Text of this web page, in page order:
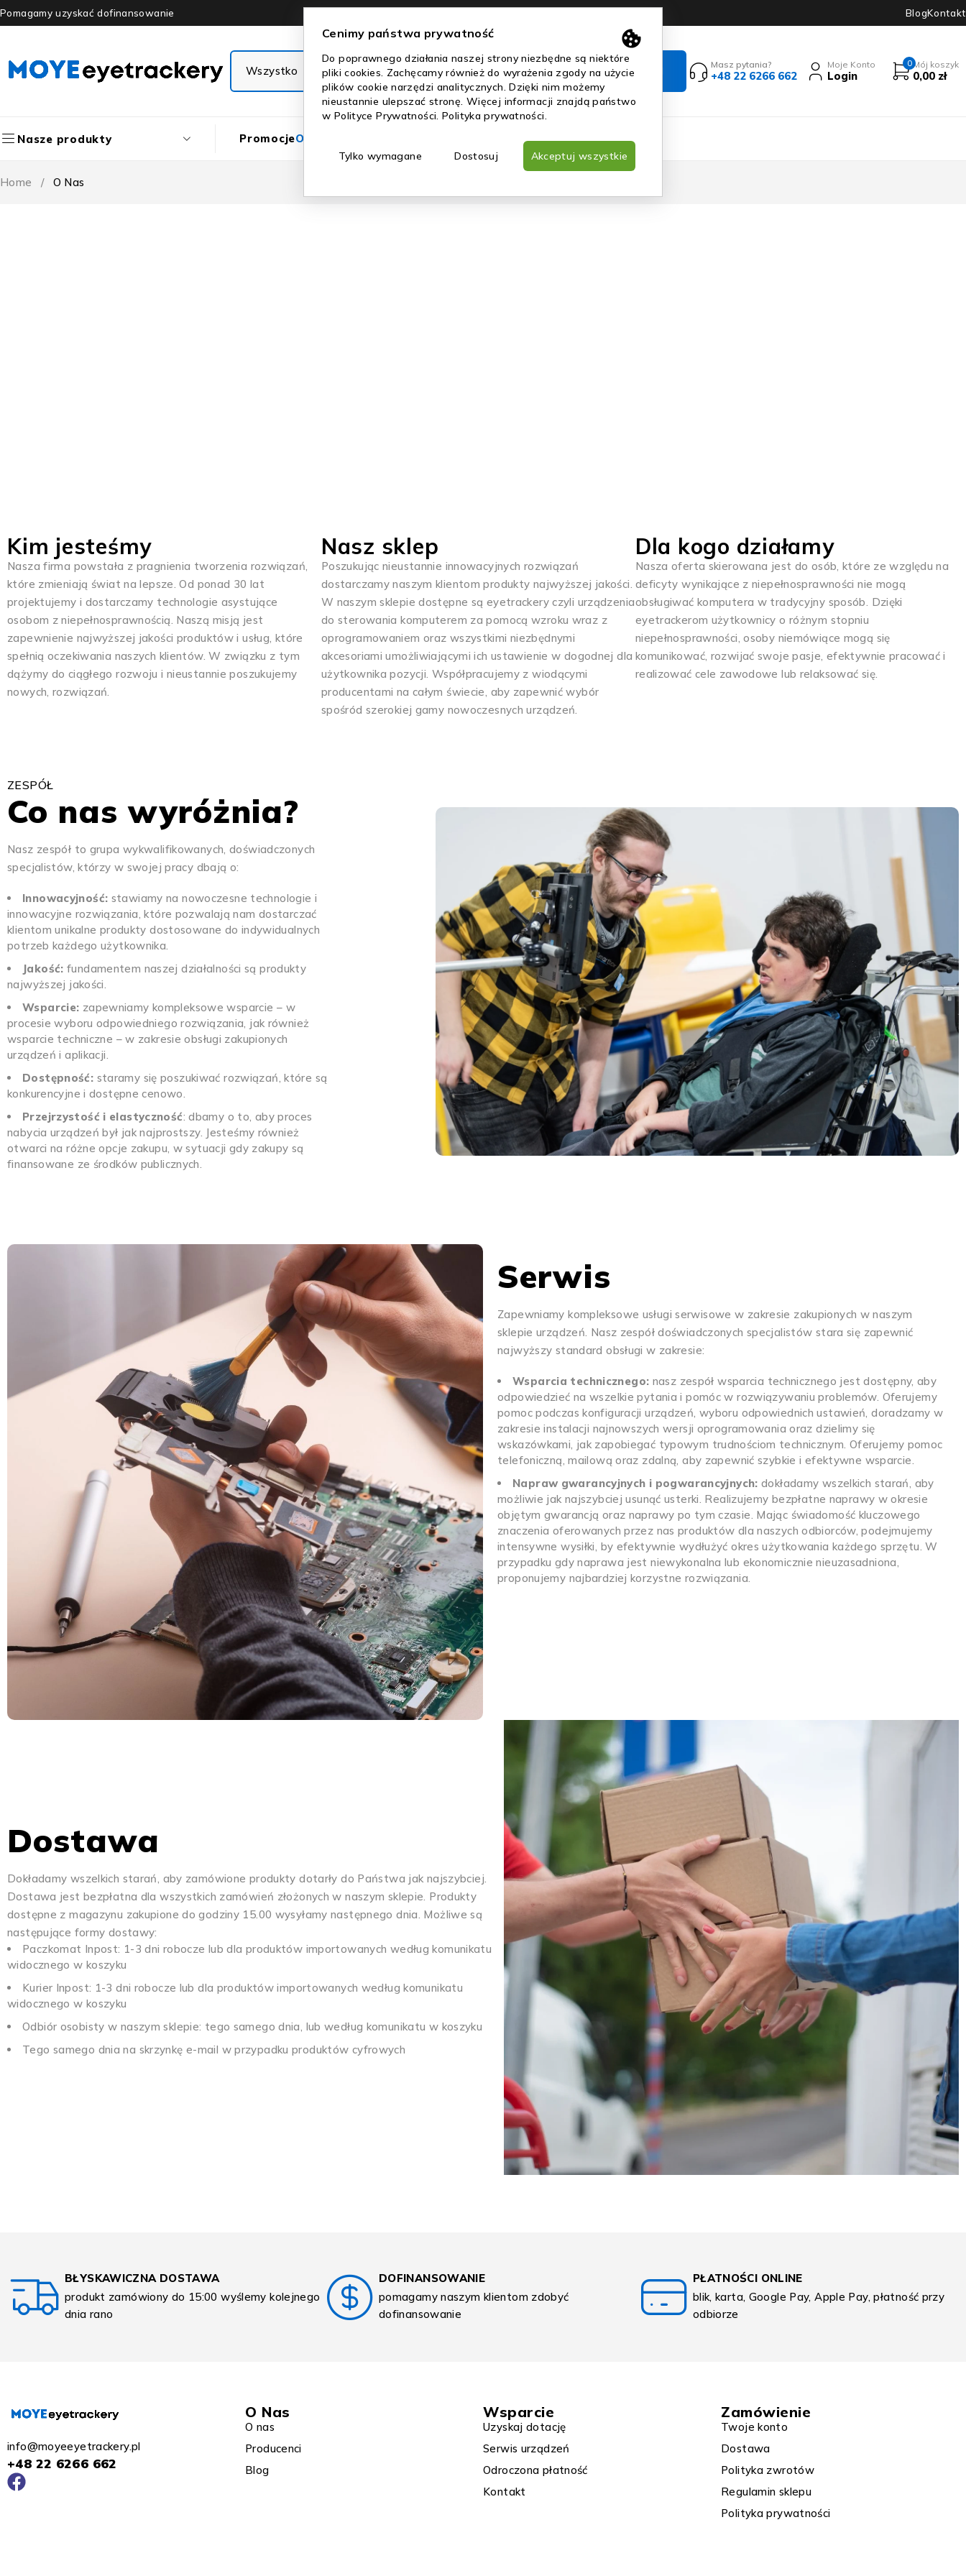
Pomagamy uzyskać dofinansowanie BlogKontakt
Masz pytania?
+48 22 6266 662
Moje Konto
Login
0 Mój koszyk
0,00 zł
Nasze produkty PromocjeO Nas
Home / O Nas
Kim jesteśmy
Nasza firma powstała z pragnienia tworzenia rozwiązań,
które zmieniają świat na lepsze. Od ponad 30 lat
projektujemy i dostarczamy technologie asystujące
osobom z niepełnosprawnością. Naszą misją jest
zapewnienie najwyższej jakości produktów i usług, które
spełnią oczekiwania naszych klientów. W związku z tym
dążymy do ciągłego rozwoju i nieustannie poszukujemy
nowych, rozwiązań.
Nasz sklep
Poszukując nieustannie innowacyjnych rozwiązań
dostarczamy naszym klientom produkty najwyższej jakości.
W naszym sklepie dostępne są eyetrackery czyli urządzenia
do sterowania komputerem za pomocą wzroku wraz z
oprogramowaniem oraz wszystkimi niezbędnymi
akcesoriami umożliwiającymi ich ustawienie w dogodnej dla
użytkownika pozycji. Współpracujemy z wiodącymi
producentami na całym świecie, aby zapewnić wybór
spośród szerokiej gamy nowoczesnych urządzeń.
Dla kogo działamy
Nasza oferta skierowana jest do osób, które ze względu na
deficyty wynikające z niepełnosprawności nie mogą
obsługiwać komputera w tradycyjny sposób. Dzięki
eyetrackerom użytkownicy o różnym stopniu
niepełnosprawności, osoby niemówiące mogą się
komunikować, rozwijać swoje pasje, efektywnie pracować i
realizować cele zawodowe lub relaksować się.
ZESPÓŁ
Co nas wyróżnia?
Nasz zespół to grupa wykwalifikowanych, doświadczonych
specjalistów, którzy w swojej pracy dbają o:
Innowacyjność: stawiamy na nowoczesne technologie i
innowacyjne rozwiązania, które pozwalają nam dostarczać
klientom unikalne produkty dostosowane do indywidualnych
potrzeb każdego użytkownika.
Jakość: fundamentem naszej działalności są produkty
najwyższej jakości.
Wsparcie: zapewniamy kompleksowe wsparcie – w
procesie wyboru odpowiedniego rozwiązania, jak również
wsparcie techniczne – w zakresie obsługi zakupionych
urządzeń i aplikacji.
Dostępność: staramy się poszukiwać rozwiązań, które są
konkurencyjne i dostępne cenowo.
Przejrzystość i elastyczność: dbamy o to, aby proces
nabycia urządzeń był jak najprostszy. Jesteśmy również
otwarci na różne opcje zakupu, w sytuacji gdy zakupy są
finansowane ze środków publicznych.
Serwis
Zapewniamy kompleksowe usługi serwisowe w zakresie zakupionych w naszym
sklepie urządzeń. Nasz zespół doświadczonych specjalistów stara się zapewnić
najwyższy standard obsługi w zakresie:
Wsparcia technicznego: nasz zespół wsparcia technicznego jest dostępny, aby
odpowiedzieć na wszelkie pytania i pomóc w rozwiązywaniu problemów. Oferujemy
pomoc podczas konfiguracji urządzeń, wyboru odpowiednich ustawień, doradzamy w
zakresie instalacji najnowszych wersji oprogramowania oraz dzielimy się
wskazówkami, jak zapobiegać typowym trudnościom technicznym. Oferujemy pomoc
telefoniczną, mailową oraz zdalną, aby zapewnić szybkie i efektywne wsparcie.
Napraw gwarancyjnych i pogwarancyjnych: dokładamy wszelkich starań, aby
możliwie jak najszybciej usunąć usterki. Realizujemy bezpłatne naprawy w okresie
objętym gwarancją oraz naprawy po tym czasie. Mając świadomość kluczowego
znaczenia oferowanych przez nas produktów dla naszych odbiorców, podejmujemy
intensywne wysiłki, by efektywnie wydłużyć okres użytkowania każdego sprzętu. W
przypadku gdy naprawa jest niewykonalna lub ekonomicznie nieuzasadniona,
proponujemy najbardziej korzystne rozwiązania.
Dostawa
Dokładamy wszelkich starań, aby zamówione produkty dotarły do Państwa jak najszybciej.
Dostawa jest bezpłatna dla wszystkich zamówień złożonych w naszym sklepie. Produkty
dostępne z magazynu zakupione do godziny 15.00 wysyłamy następnego dnia. Możliwe są
następujące formy dostawy:
Paczkomat Inpost: 1-3 dni robocze lub dla produktów importowanych według komunikatu
widocznego w koszyku
Kurier Inpost: 1-3 dni robocze lub dla produktów importowanych według komunikatu
widocznego w koszyku
Odbiór osobisty w naszym sklepie: tego samego dnia, lub według komunikatu w koszyku
Tego samego dnia na skrzynkę e-mail w przypadku produktów cyfrowych
BŁYSKAWICZNA DOSTAWA
produkt zamówiony do 15:00 wyślemy kolejnego
dnia rano
DOFINANSOWANIE
pomagamy naszym klientom zdobyć
dofinansowanie
PŁATNOŚCI ONLINE
blik, karta, Google Pay, Apple Pay, płatność przy
odbiorze
info@moyeeyetrackery.pl
+48 22 6266 662
O Nas
O nas
Producenci
Blog
Wsparcie
Uzyskaj dotację
Serwis urządzeń
Odroczona płatność
Kontakt
Zamówienie
Twoje konto
Dostawa
Polityka zwrotów
Regulamin sklepu
Polityka prywatności
Cenimy państwa prywatność
Do poprawnego działania naszej strony niezbędne są niektóre
pliki cookies. Zachęcamy również do wyrażenia zgody na użycie
plików cookie narzędzi analitycznych. Dzięki nim możemy
nieustannie ulepszać stronę. Więcej informacji znajdą państwo
w Polityce Prywatności. Polityka prywatności.
Dostosuj
Tylko wymagane Akceptuj wszystkie